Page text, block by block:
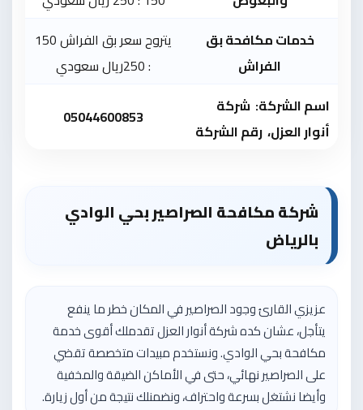
خدمات مكافحة بق
الفراش
يتروح سعر بق الفراش 150
: 250ريال سعودي
اسم الشركة: شركة
أنوار العزل، رقم الشركة
05044600853
شركة مكافحة الصراصير بحي الوادي
بالرياض
عزيزي القارئ وجود الصراصير في المكان خطر ما ينفع
يتأجل، عشان كده شركة أنوار العزل تقدملك أقوى خدمة
مكافحة بحي الوادي. ونستخدم مبيدات متخصصة تقضي
على الصراصير نهائي، حتى في الأماكن الضيقة والمخفية
وأيضا نشتغل بسرعة واحتراف، ونضمنلك نتيجة من أول زيارة.